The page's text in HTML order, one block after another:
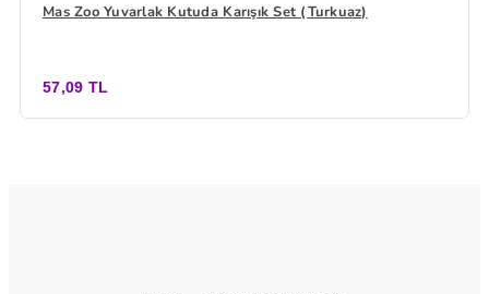
Mas Zoo Yuvarlak Kutuda Karışık Set (Turkuaz)
57,09 TL